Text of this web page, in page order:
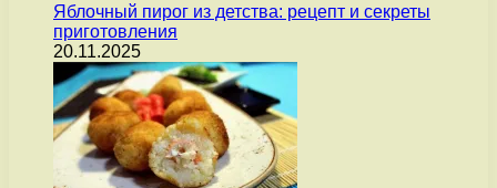
Яблочный пирог из детства: рецепт и секреты
приготовления
20.11.2025